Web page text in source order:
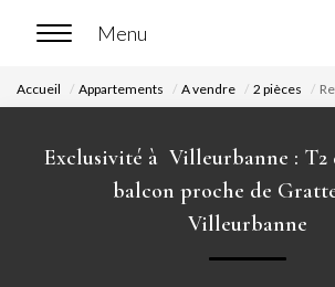
ACCUEIL
ACHETER
Nos biens en vente
Chasse immobilière
Accueil Appartements A vendre 2 pièces
Exclusivité à Villeurbanne : T2
balcon proche de
Villeurbanne